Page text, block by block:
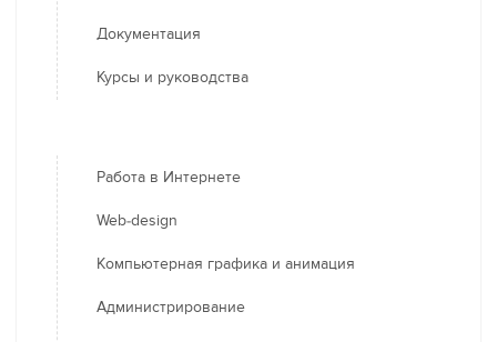
Документация
Курсы и руководства
Работа в Интернете
Web-design
Компьютерная графика и анимация
Администрирование